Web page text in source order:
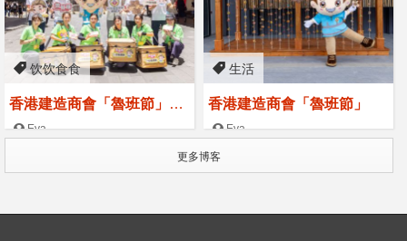
饮饮食食
香港建造商會「魯班節」送
「一口魯班飯」 體驗行內傳
Eva
生活
香港建造商會「魯班節」
Eva
更多博客